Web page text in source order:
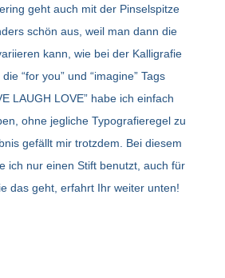
geht auch mit der Pinselspitze
schön aus, weil man dann die
kann, wie bei der Kalligrafie
“for you” und “imagine” Tags
LAUGH LOVE” habe ich einfach
ohne jegliche Typografieregel zu
gefällt mir trotzdem. Bei diesem
ich nur einen Stift benutzt, auch für
das geht, erfahrt Ihr weiter unten!